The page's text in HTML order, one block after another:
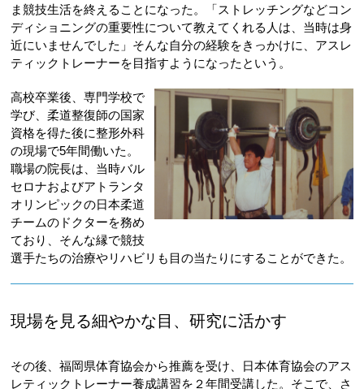
ま競技生活を終えることになった。「ストレッチングなどコン
ディショニングの重要性について教えてくれる人は、当時は身
近にいませんでした」そんな自分の経験をきっかけに、アスレ
ティックトレーナーを目指すようになったという。
高校卒業後、専門学校で
学び、柔道整復師の国家
資格を得た後に整形外科
の現場で5年間働いた。
職場の院長は、当時バル
セロナおよびアトランタ
オリンピックの日本柔道
チームのドクターを務め
ており、そんな縁で競技
選手たちの治療やリハビリも目の当たりにすることができた。
現場を見る細やかな目、研究に活かす
その後、福岡県体育協会から推薦を受け、日本体育協会のアス
レティックトレーナー養成講習を２年間受講した。そこで、さ